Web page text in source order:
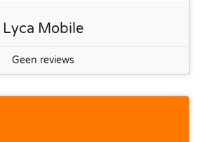
Lyca Mobile
Geen reviews